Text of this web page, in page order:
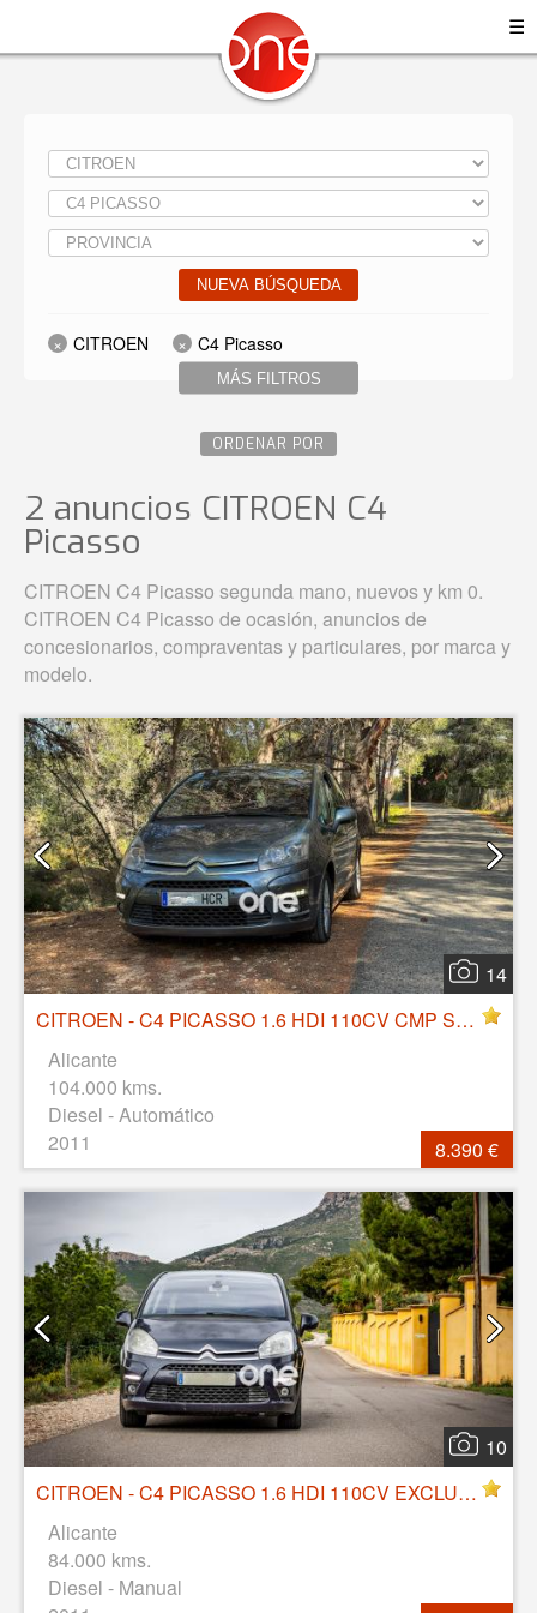
☰
NUEVA BÚSQUEDA
MÁS FILTROS
CITROEN C4 Picasso
ORDENAR POR
2 anuncios CITROEN C4
Picasso
CITROEN C4 Picasso segunda mano, nuevos y km 0.
CITROEN C4 Picasso de ocasión, anuncios de
concesionarios, compraventas y particulares, por marca y
modelo.
14
CITROEN - C4 PICASSO 1.6 HDI 110CV CMP SS BUSINESS
Alicante
104.000 kms.
Diesel - Automático
2011
8.390 €
10
CITROEN - C4 PICASSO 1.6 HDI 110CV EXCLUSIVE
Alicante
84.000 kms.
Diesel - Manual